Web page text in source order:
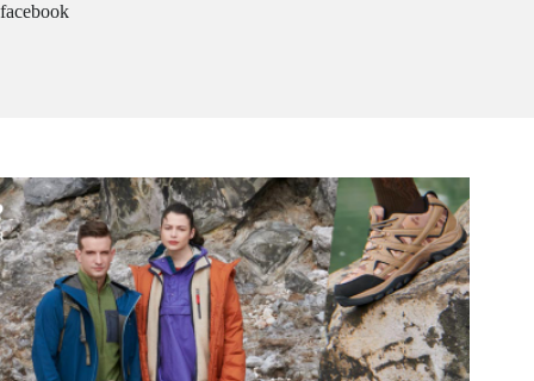
ッ
facebook